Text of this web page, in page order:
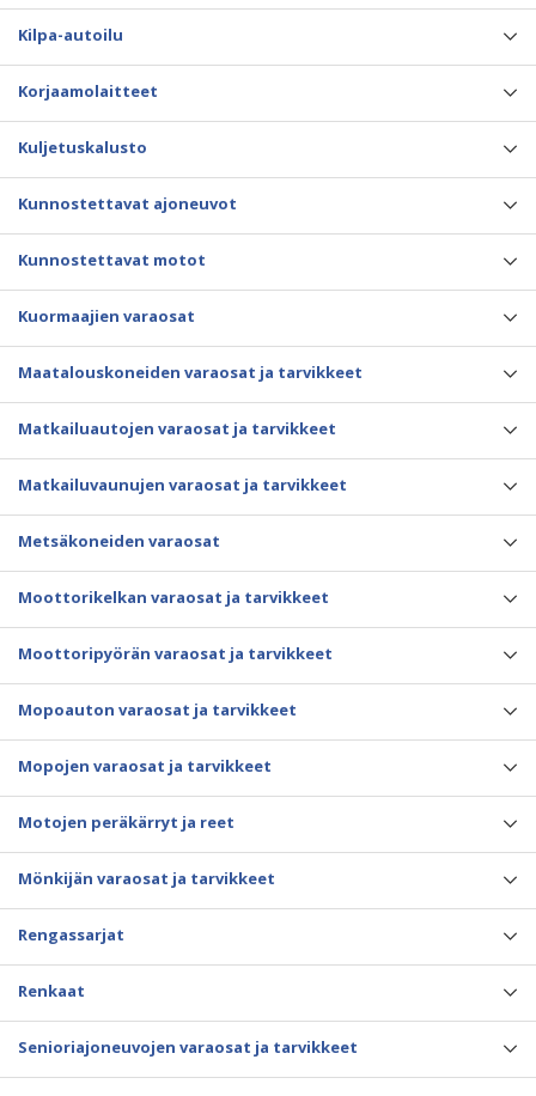
Kilpa-autoilu
Korjaamolaitteet
Kuljetuskalusto
Kunnostettavat ajoneuvot
Kunnostettavat motot
Kuormaajien varaosat
Maatalouskoneiden varaosat ja tarvikkeet
Matkailuautojen varaosat ja tarvikkeet
Matkailuvaunujen varaosat ja tarvikkeet
Metsäkoneiden varaosat
Moottorikelkan varaosat ja tarvikkeet
Moottoripyörän varaosat ja tarvikkeet
Mopoauton varaosat ja tarvikkeet
Mopojen varaosat ja tarvikkeet
Motojen peräkärryt ja reet
Mönkijän varaosat ja tarvikkeet
Rengassarjat
Renkaat
Senioriajoneuvojen varaosat ja tarvikkeet